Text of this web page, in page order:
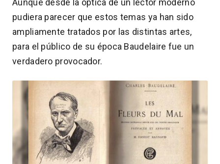
Aunque desde la óptica de un lector moderno
pudiera parecer que estos temas ya han sido
ampliamente tratados por las distintas artes,
para el público de su época Baudelaire fue un
verdadero provocador.